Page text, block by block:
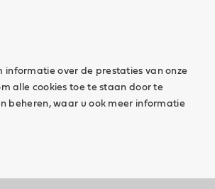
informatie over de prestaties van onze
alle cookies toe te staan door te
beheren, waar u ook meer informatie